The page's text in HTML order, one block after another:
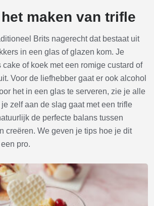
maken van trifle
Brits nagerecht dat bestaat uit
in een glas of glazen kom. Je
of koek met een romige custard of
Voor de liefhebber gaat er ook alcohol
het in een glas te serveren, zie je alle
zelf aan de slag gaat met een trifle
de perfecte balans tussen
creëren. We geven je tips hoe je dit
pro.